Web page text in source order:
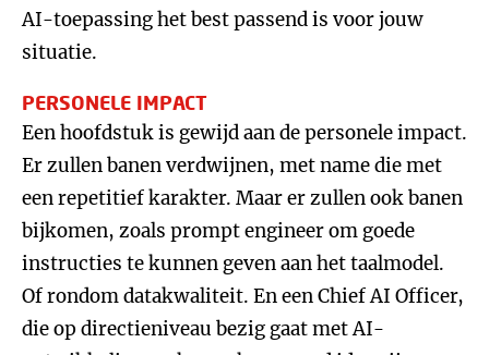
AI-toepassing het best passend is voor jouw
situatie.
PERSONELE IMPACT
Een hoofdstuk is gewijd aan de personele impact.
Er zullen banen verdwijnen, met name die met
een repetitief karakter. Maar er zullen ook banen
bijkomen, zoals prompt engineer om goede
instructies te kunnen geven aan het taalmodel.
Of rondom datakwaliteit. En een Chief AI Officer,
die op directieniveau bezig gaat met AI-